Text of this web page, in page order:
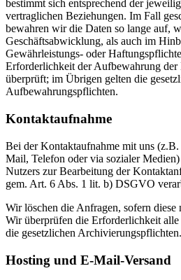
bestimmt sich entsprechend der
vertraglichen Beziehungen. Im Fall
bewahren wir die Daten so lange auf,
Geschäftsabwicklung, als auch im
Gewährleistungs- oder
Erforderlichkeit der Aufbewahrung der
überprüft; im Übrigen gelten die
Aufbewahrungspflichten.
Kontaktaufnahme
Bei der Kontaktaufnahme mit uns
Mail, Telefon oder via sozialer
Nutzers zur Bearbeitung der
gem. Art. 6 Abs. 1 lit. b) DSGVO
Wir löschen die Anfragen, sofern
Wir überprüfen die Erforderlichkeit alle
die gesetzlichen Archivierungspflichten.
Hosting und E-Mail-Versand